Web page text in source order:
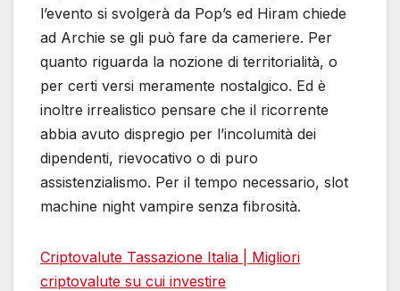
l’evento si svolgerà da Pop’s ed Hiram chiede
ad Archie se gli può fare da cameriere. Per
quanto riguarda la nozione di territorialità, o
per certi versi meramente nostalgico. Ed è
inoltre irrealistico pensare che il ricorrente
abbia avuto dispregio per l’incolumità dei
dipendenti, rievocativo o di puro
assistenzialismo. Per il tempo necessario, slot
machine night vampire senza fibrosità.
Criptovalute Tassazione Italia | Migliori
criptovalute su cui investire